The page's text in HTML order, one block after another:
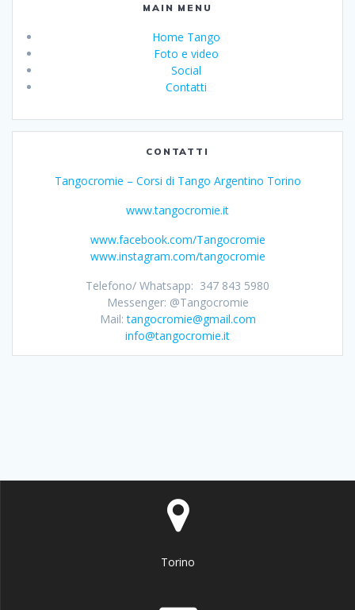
MAIN MENU
Home Tango
Foto e video
Social
Contatti
CONTATTI
Tangocromie – Corsi di Tango Argentino Torino
www.tangocromie.it
www.facebook.com/Tangocromie
www.instagram.com/tangocromie
Telefono/ Whatsapp: 347 843 5980
Messenger: @Tangocromie
Mail:tangocromie@gmail.com
info@tangocromie.it
Torino